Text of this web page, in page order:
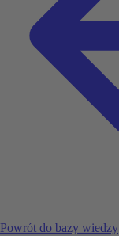
Powrót do bazy wiedzy